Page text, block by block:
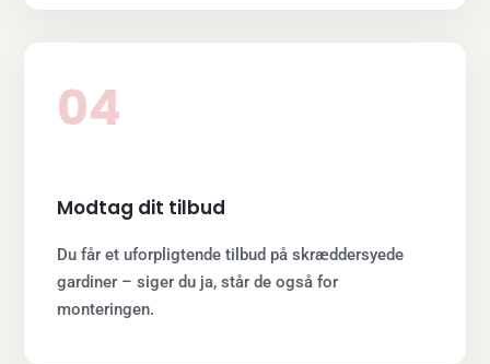
04
Modtag dit tilbud
Du får et uforpligtende tilbud på skræddersyede
gardiner – siger du ja, står de også for
monteringen.